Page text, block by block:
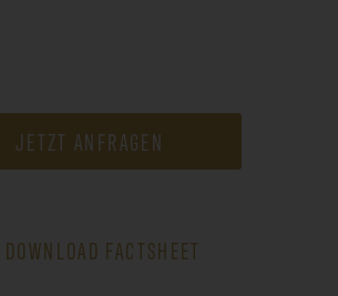
JETZT ANFRAGEN
DOWNLOAD FACTSHEET